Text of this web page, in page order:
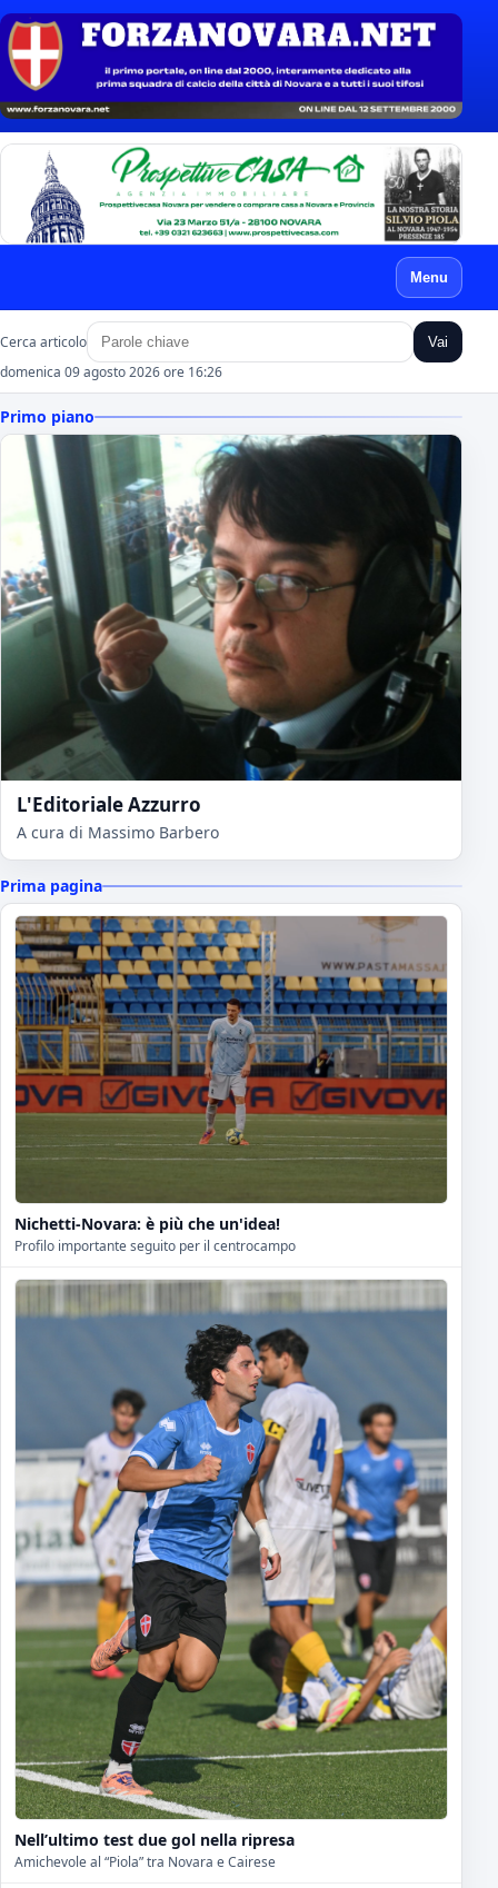
Menu
Cerca articolo Vai
domenica 09 agosto 2026 ore 16:26
Primo piano
L'Editoriale Azzurro
A cura di Massimo Barbero
Prima pagina
Nichetti-Novara: è più che un'idea!
Profilo importante seguito per il centrocampo
Nell’ultimo test due gol nella ripresa
Amichevole al “Piola” tra Novara e Cairese